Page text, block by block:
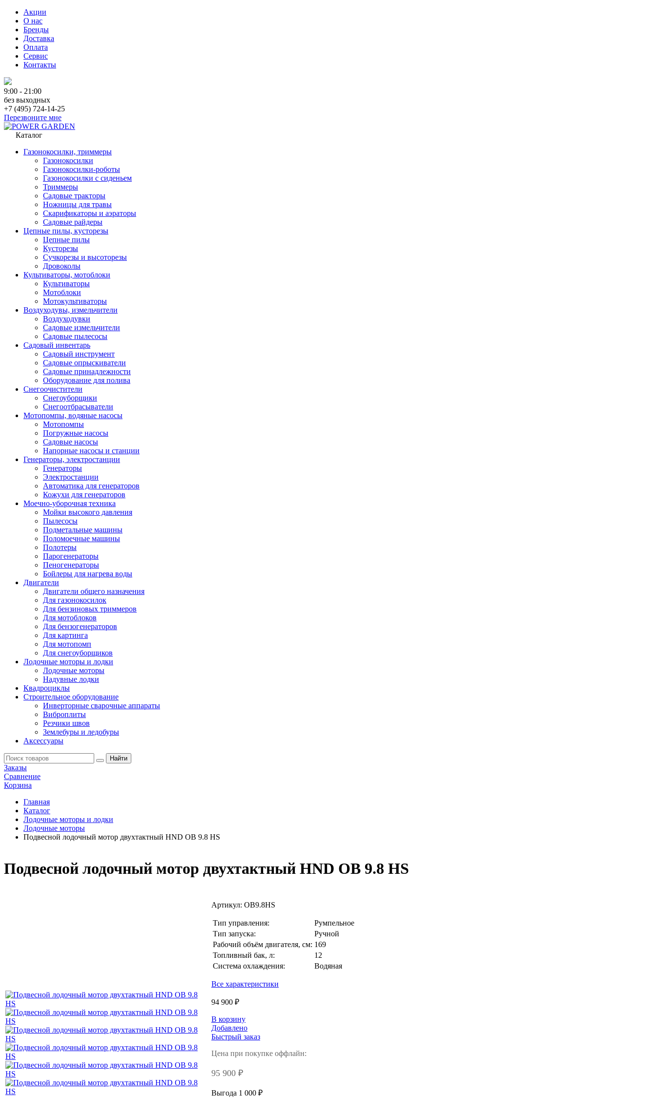
Акции
О нас
Бренды
Доставка
Оплата
Сервис
Контакты
9:00 - 21:00
без выходных
+7 (495) 724-14-25
Перезвоните мне
Каталог
Газонокосилки, триммеры
Газонокосилки
Газонокосилки-роботы
Газонокосилки с сиденьем
Триммеры
Садовые тракторы
Ножницы для травы
Скарификаторы и аэраторы
Садовые райдеры
Цепные пилы, кусторезы
Цепные пилы
Кусторезы
Сучкорезы и высоторезы
Дровоколы
Культиваторы, мотоблоки
Культиваторы
Мотоблоки
Мотокультиваторы
Воздуходувы, измельчители
Воздуходувки
Садовые измельчители
Садовые пылесосы
Садовый инвентарь
Садовый инструмент
Садовые опрыскиватели
Садовые принадлежности
Оборудование для полива
Снегоочистители
Снегоуборщики
Снегоотбрасыватели
Мотопомпы, водяные насосы
Мотопомпы
Погружные насосы
Садовые насосы
Напорные насосы и станции
Генераторы, электростанции
Генераторы
Электростанции
Автоматика для генераторов
Кожухи для генераторов
Моечно-уборочная техника
Мойки высокого давления
Пылесосы
Подметальные машины
Поломоечные машины
Полотеры
Парогенераторы
Пеногенераторы
Бойлеры для нагрева воды
Двигатели
Двигатели общего назначения
Для газонокосилок
Для бензиновых триммеров
Для мотоблоков
Для бензогенераторов
Для картинга
Для мотопомп
Для снегоуборщиков
Лодочные моторы и лодки
Лодочные моторы
Надувные лодки
Квадроциклы
Строительное оборудование
Инверторные сварочные аппараты
Виброплиты
Резчики швов
Землебуры и ледобуры
Аксессуары
Заказы
Сравнение
Корзина
Главная
Каталог
Лодочные моторы и лодки
Лодочные моторы
Подвесной лодочный мотор двухтактный HND OB 9.8 HS
Подвесной лодочный мотор двухтактный HND OB 9.8 HS
Артикул: OB9.8HS
Тип управления:
Румпельное
Тип запуска:
Ручной
Рабочий объём двигателя, см: 169
Топливный бак, л:
12
Система охлаждения:
Водяная
Все характеристики
94 900 ₽
В корзину
Добавлено
Быстрый заказ
Цена при покупке оффлайн:
95 900 ₽
Выгода 1 000 ₽